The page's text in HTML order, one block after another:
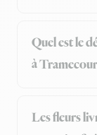
Quel est le
à
Les fleurs